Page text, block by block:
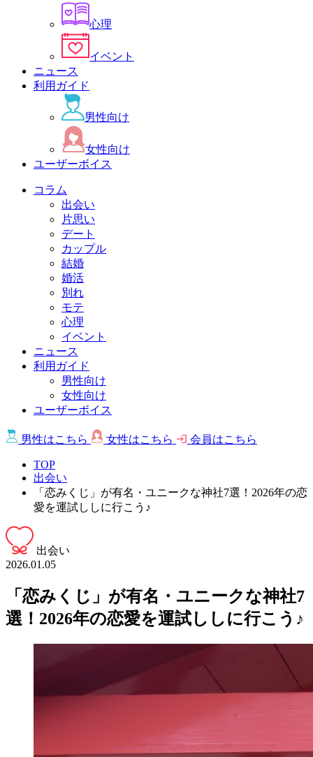
心理
イベント
ニュース
利用ガイド
男性向け
女性向け
ユーザーボイス
コラム
出会い
片思い
デート
カップル
結婚
婚活
別れ
モテ
心理
イベント
ニュース
利用ガイド
男性向け
女性向け
ユーザーボイス
男性はこちら 女性はこちら 会員はこちら
TOP
出会い
「恋みくじ」が有名・ユニークな神社7選！2026年の恋
愛を運試ししに行こう♪
出会い
2026.01.05
「恋みくじ」が有名・ユニークな神社7
選！2026年の恋愛を運試ししに行こう♪